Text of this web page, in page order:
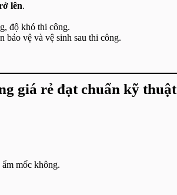
lên.
độ khó thi công.
bảo vệ và vệ sinh sau thi công.
giá rẻ đạt chuẩn kỹ thuật
mốc không.